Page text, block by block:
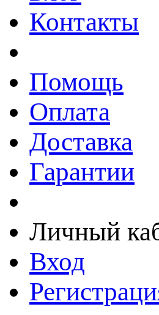
Контакты
Помощь
Оплата
Доставка
Гарантии
Личный
Вход